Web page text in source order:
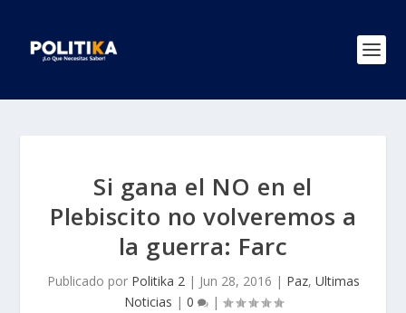
Si gana el NO en el
Plebiscito no volveremos a
la guerra: Farc
Publicado por Politika 2| Jun 28, 2016 | Paz, Ultimas
Noticias | 0 |